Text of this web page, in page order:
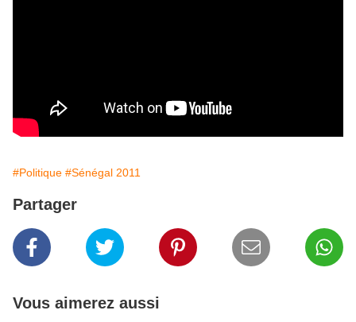
#Politique #Sénégal 2011
Partager
Vous aimerez aussi